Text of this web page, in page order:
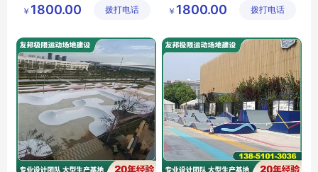
工程有限
￥ 1800.00 拨打电话
滑板公园设计
工程有限
￥ 1800.00 拨打电话